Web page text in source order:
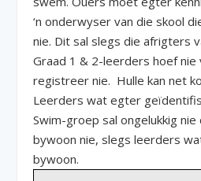
‘n onderwyser van die skool
nie. Dit sal slegs die afrigters
Graad 1 & 2-leerders hoef
registreer nie. Hulle kan net
Leerders wat egter
Swim-groep sal ongelukkig nie
bywoon nie, slegs leerders
bywoon.